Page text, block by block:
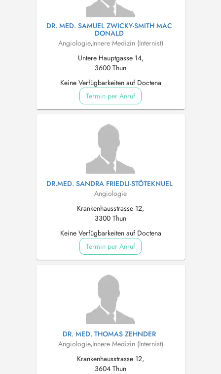
DR. MED. SAMUEL ZWICKY-SMITH MAC
DONALD
Angiologie,Innere Medizin (Internist)
Untere Hauptgasse 14,
3600 Thun
Keine Verfügbarkeiten auf Doctena
Termin per Anruf
DR.MED. SANDRA FRIEDLI-STÖTEKNUEL
Angiologie
Krankenhausstrasse 12,
3300 Thun
Keine Verfügbarkeiten auf Doctena
Termin per Anruf
DR. MED. THOMAS ZEHNDER
Angiologie,Innere Medizin (Internist)
Krankenhausstrasse 12,
3604 Thun